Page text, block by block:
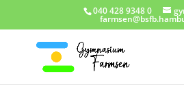
040 428 9348 0